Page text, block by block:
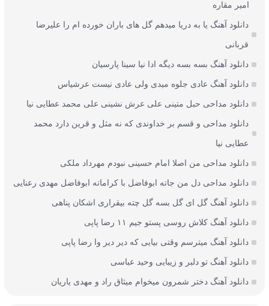
امیر مقاره
دانلود آهنگ یا به دریا میدهم گل های باران‌ خورده ام را علیرضا
قربانی
دانلود آهنگ بسه بسه دیگه ادا نیا سینا پارسیان
دانلود آهنگ عادی جلوه میدی ولی عادی نیست عرشیاس
دانلود مداحی حبل متینی علی عرش نشینی علی محمد عطایی نیا
دانلود مداحی و قسم بر خداوندی که نه مثل و قرین دارد محمد
عطایی نیا
دانلود مداحی من اصلا امام حسینی نبودم مهرداد ملکی
دانلود مداحی دل من جاته ابوفاضل با کراماته ابوفاضل مهدی رعنایی
دانلود آهنگ گل ای گل بسه گل چته بیقراری اشکان پناهی
دانلود آهنگ کلاش روسی پستو جیم ۱۱ رضا پاپی
دانلود آهنگ میترسم وقتی بیایی که دیر دیر وا رضا پاپی
دانلود آهنگ تو دلبر و زیبایی وحید عباسی
دانلود آهنگ دختر شمرون میخوام میثاق راد و مهدی یاریان